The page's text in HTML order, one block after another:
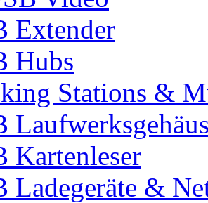
Extender
Hubs
Stations &
Kartenleser
Ladegeräte &